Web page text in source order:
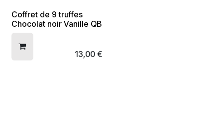
Coffret de 9 truffes
Chocolat noir Vanille QB
13,00 €